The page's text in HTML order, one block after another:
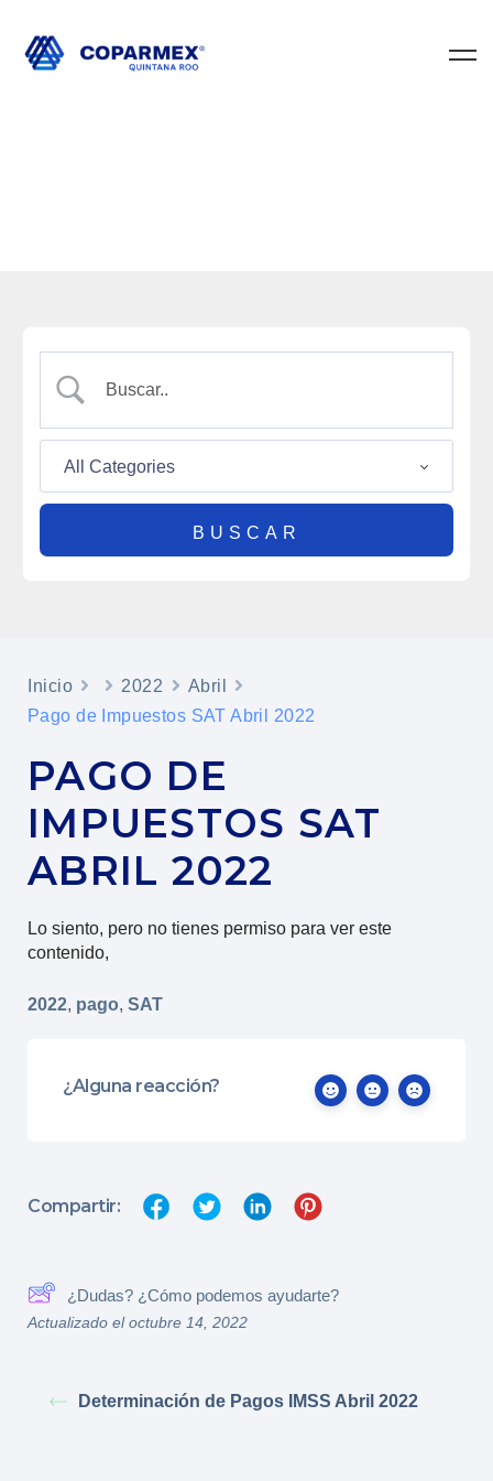
Inicio 2022
Abril
Pago de Impuestos SAT Abril 2022
PAGO DE
IMPUESTOS SAT
ABRIL 2022
Lo siento, pero no tienes permiso para ver este
contenido,
2022, pago, SAT
¿Alguna reacción?
Compartir:
¿Dudas? ¿Cómo podemos ayudarte?
Actualizado el octubre 14, 2022
Determinación de Pagos IMSS Abril 2022